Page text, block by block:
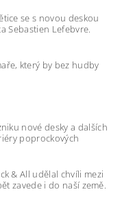
se s novou deskou
Sebastien Lefebvre.
který by bez hudby
nové desky a dalších
poprockových
& All udělal chvíli mezi
zavede i do naší země.